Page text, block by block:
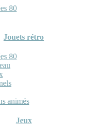
80
Jouets rétro
80
animés
Jeux